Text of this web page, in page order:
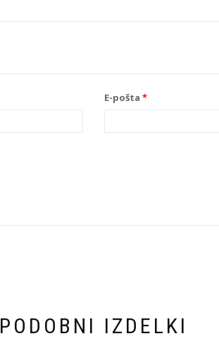
E-pošta *
PODOBNI IZDELKI